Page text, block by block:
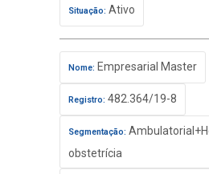
Situação: Ativo
Nome: Empresarial Master
Registro: 482.364/19-8
Segmentação:
obstetrícia